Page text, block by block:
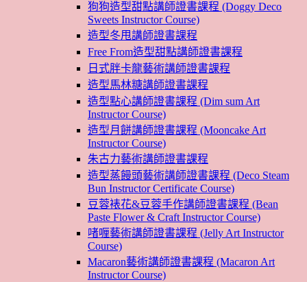
狗狗造型甜點講師證書課程 (Doggy Deco
Sweets Instructor Course)
造型冬甩講師證書課程
Free From造型甜點講師證書課程
日式胖卡龍藝術講師證書課程
造型馬林糖講師證書課程
造型點心講師證書課程 (Dim sum Art
Instructor Course)
造型月餅講師證書課程 (Mooncake Art
Instructor Course)
朱古力藝術講師證書課程
造型蒸饅頭藝術講師證書課程 (Deco Steam
Bun Instructor Certificate Course)
豆蓉裱花&豆蓉手作講師證書課程 (Bean
Paste Flower & Craft Instructor Course)
啫喱藝術講師證書課程 (Jelly Art Instructor
Course)
Macaron藝術講師證書課程 (Macaron Art
Instructor Course)